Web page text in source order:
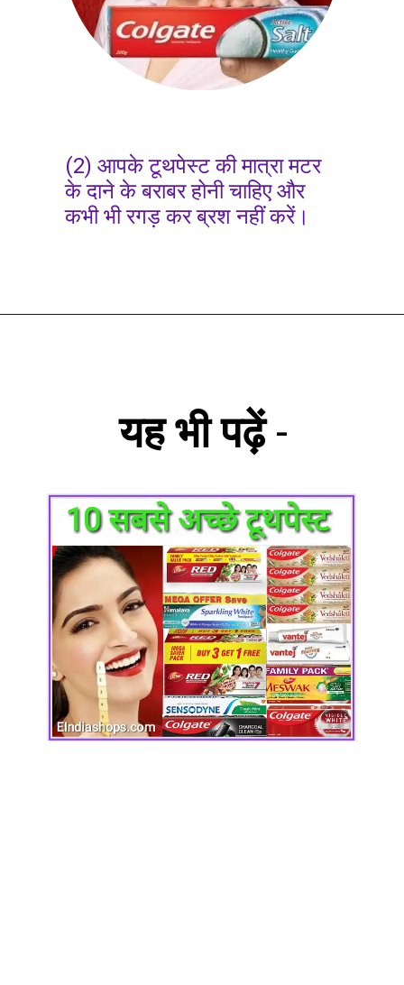
(2) आपके टूथपेस्ट की मात्रा मटर
के दाने के बराबर होनी चाहिए और
कभी भी रगड़ कर ब्रश नहीं करें।
यह भी पढ़ें-